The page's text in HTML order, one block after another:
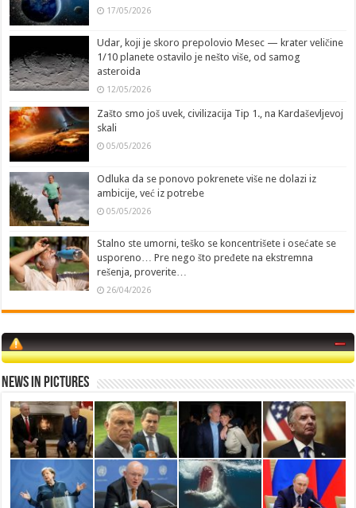
17/05/2026
Udar, koji je skoro prepolovio Mesec — krater veličine
1/10 planete ostavilo je nešto više, od samog
asteroida
12/05/2026
Zašto smo još uvek, civilizacija Tip 1., na Kardaševljevoj
skali
05/05/2026
Odluka da se ponovo pokrenete više ne dolazi iz
ambicije, već iz potrebe
05/05/2026
Stalno ste umorni, teško se koncentrišete i osećate se
usporeno… Pre nego što pređete na ekstremna
rešenja, proverite…
26/04/2026
News in Pictures